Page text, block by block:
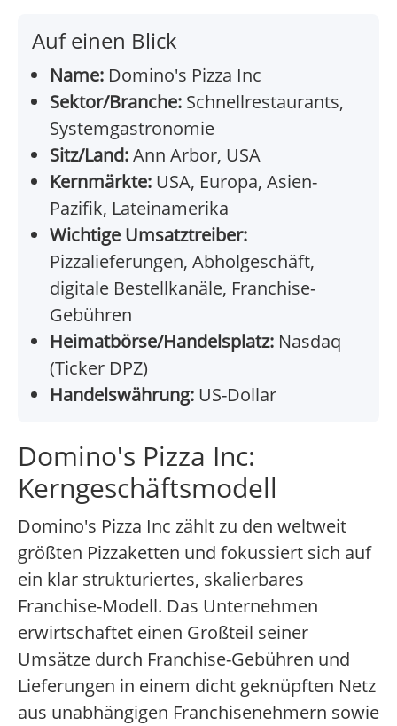
Auf einen Blick
Name: Domino's Pizza Inc
Sektor/Branche: Schnellrestaurants,
Systemgastronomie
Sitz/Land:Ann Arbor, USA
Kernmärkte: USA, Europa, Asien-
Pazifik, Lateinamerika
Wichtige Umsatztreiber:
Pizzalieferungen, Abholgeschäft,
digitale Bestellkanäle, Franchise-
Gebühren
Heimatbörse/Handelsplatz: Nasdaq
(Ticker DPZ)
Handelswährung: US-Dollar
Domino's Pizza Inc:
Kerngeschäftsmodell
Domino's Pizza Inc zählt zu den weltweit
größten Pizzaketten und fokussiert sich auf
ein klar strukturiertes, skalierbares
Franchise-Modell. Das Unternehmen
erwirtschaftet einen Großteil seiner
Umsätze durch Franchise-Gebühren und
Lieferungen in einem dicht geknüpften Netz
aus unabhängigen Franchisenehmern sowie